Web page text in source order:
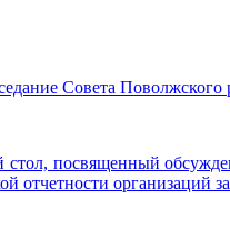
Совета
стол, посвященный
отчетности организаций